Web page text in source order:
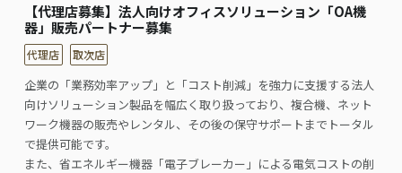
【代理店募集】法人向けオフィスソリューション「OA機
器」販売パートナー募集
代理店 取次店
企業の「業務効率アップ」と「コスト削減」を強力に支援する法人
向けソリューション製品を幅広く取り扱っており、複合機、ネット
ワーク機器の販売やレンタル、その後の保守サポートまでトータル
で提供可能です。
また、省エネルギー機器「電子ブレーカー」による電気コストの削